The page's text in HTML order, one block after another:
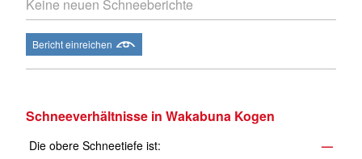
Keine neuen Schneeberichte
Bericht einreichen
Schneeverhältnisse in Wakabuna Kogen
Die obere Schneetiefe ist:
—